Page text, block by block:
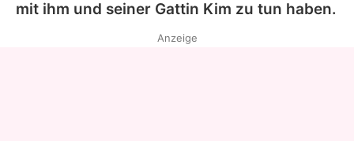
mit ihm und seiner Gattin Kim zu tun haben.
Anzeige